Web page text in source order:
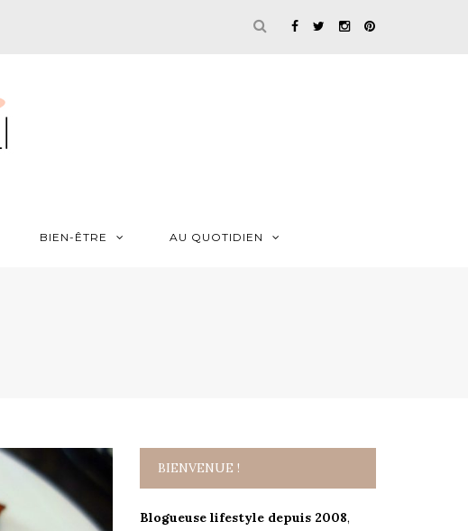
BIEN-ÊTRE AU QUOTIDIEN
BIENVENUE !
Blogueuse lifestyle depuis 2008,